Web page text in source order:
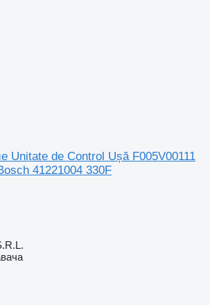
Unitate de Control Ușă F005V00111
41221004 330F